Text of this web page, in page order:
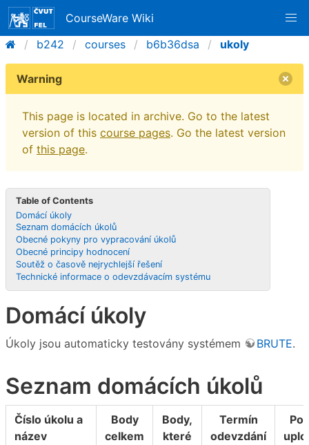
CourseWare Wiki
b242
courses b6b36dsa ukoly
Warning
This page is located in archive. Go to the latest
version of this course pages. Go the latest version
of this page.
Table of Contents
Domácí úkoly
Seznam domácích úkolů
Obecné pokyny pro vypracování úkolů
Obecné principy hodnocení
Soutěž o časově nejrychlejší řešení
Technické informace o odevzdávacím systému
Domácí úkoly
Úkoly jsou automaticky testovány systémem BRUTE.
Seznam domácích úkolů
Číslo úkolu a
název
Body
celkem
Body,
které
Termín
odevzdání